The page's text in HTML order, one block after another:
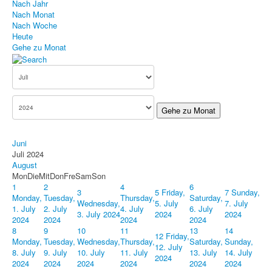
Bildergallerie
Aufnahmeantrag
Terminkalender
Impressum
Datenschutz
Nach Jahr
Nach Monat
Nach Woche
Heute
Gehe zu Monat
Gehe zu Monat
Juni
Juli 2024
August
MonDieMitDonFreSamSon
1
Monday,
1. July
2024
2
Tuesday,
2. July
2024
3
Wednesday,
3. July 2024
4
Thursday,
4. July
2024
5 Friday,
5. July
2024
6
Saturday,
6. July
2024
7 Sunday,
7. July
2024
8
Monday,
8. July
2024
9
Tuesday,
9. July
2024
10
Wednesday,
10. July
2024
11
Thursday,
11. July
2024
12 Friday,
12. July
2024
13
Saturday,
13. July
2024
14
Sunday,
14. July
2024